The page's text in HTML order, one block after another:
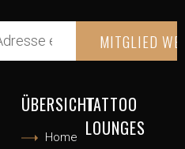
ÜBERSICHT
Home
TATTOO
LOUNGES